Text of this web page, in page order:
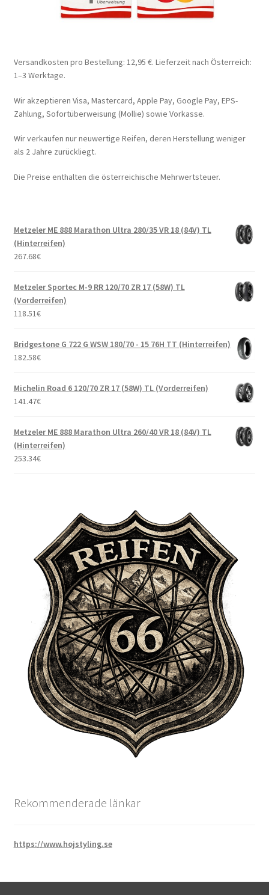
Versandkosten pro Bestellung: 12,95 €. Lieferzeit nach Österreich:
1–3 Werktage.
Wir akzeptieren Visa, Mastercard, Apple Pay, Google Pay, EPS-
Zahlung, Sofortüberweisung (Mollie) sowie Vorkasse.
Wir verkaufen nur neuwertige Reifen, deren Herstellung weniger
als 2 Jahre zurückliegt.
Die Preise enthalten die österreichische Mehrwertsteuer.
Metzeler ME 888 Marathon Ultra 280/35 VR 18 (84V) TL
(Hinterreifen)
267.68€
Metzeler Sportec M-9 RR 120/70 ZR 17 (58W) TL
(Vorderreifen)
118.51€
Bridgestone G 722 G WSW 180/70 - 15 76H TT (Hinterreifen)
182.58€
Michelin Road 6 120/70 ZR 17 (58W) TL (Vorderreifen)
141.47€
Metzeler ME 888 Marathon Ultra 260/40 VR 18 (84V) TL
(Hinterreifen)
253.34€
Rekommenderade länkar
https://www.hojstyling.se